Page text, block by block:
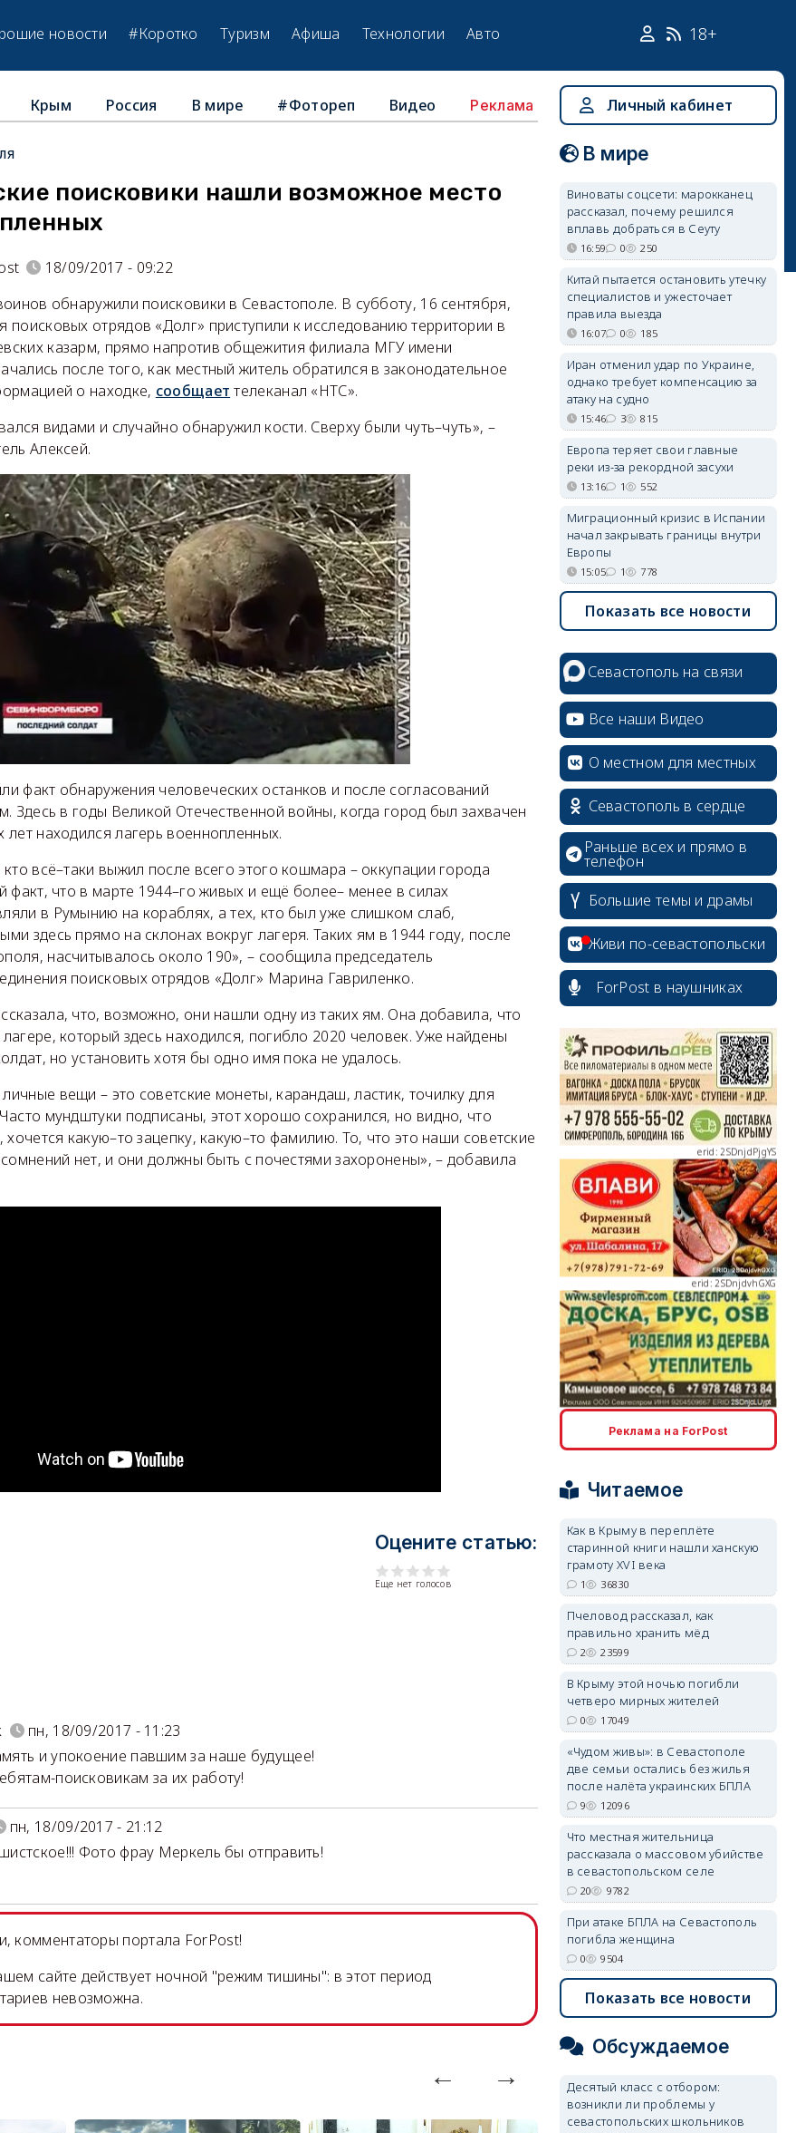
новости #Коротко Туризм Афиша Технологии Авто 18+
Крым Россия В мире #Фотореп Видео Реклама
поисковики нашли возможное место
18/09/2017 - 09:22
обнаружили поисковики в Севастополе. В субботу, 16 сентября,
поисковых отрядов «Долг» приступили к исследованию территории в
казарм, прямо напротив общежития филиала МГУ имени
после того, как местный житель обратился в законодательное
о находке, сообщает телеканал «НТС».
видами и случайно обнаружил кости. Сверху были чуть–чуть», –
Алексей.
факт обнаружения человеческих останков и после согласований
Здесь в годы Великой Отечественной войны, когда город был захвачен
находился лагерь военнопленных.
всё–таки выжил после всего этого кошмара – оккупации города
факт, что в марте 1944–го живых и ещё более– менее в силах
в Румынию на кораблях, а тех, кто был уже слишком слаб,
здесь прямо на склонах вокруг лагеря. Таких ям в 1944 году, после
насчитывалось около 190», – сообщила председатель
поисковых отрядов «Долг» Марина Гавриленко.
что, возможно, они нашли одну из таких ям. Она добавила, что
который здесь находился, погибло 2020 человек. Уже найдены
но установить хотя бы одно имя пока не удалось.
вещи – это советские монеты, карандаш, ластик, точилку для
мундштуки подписаны, этот хорошо сохранился, но видно, что
какую–то зацепку, какую–то фамилию. То, что это наши советские
нет, и они должны быть с почестями захоронены», – добавила
Оцените статью:
Еще нет голосов
пн, 18/09/2017 - 11:23
и упокоение павшим за наше будущее!
поисковикам за их работу!
пн, 18/09/2017 - 21:12
Фото фрау Меркель бы отправить!
комментаторы портала ForPost!
сайте действует ночной "режим тишины": в этот период
невозможна.
Личный кабинет
В мире
Виноваты соцсети: марокканец
рассказал, почему решился
вплавь добраться в Сеуту
16:59 0 250
Китай пытается остановить утечку
специалистов и ужесточает
правила выезда
16:07 0 185
Иран отменил удар по Украине,
однако требует компенсацию за
атаку на судно
15:46 3 815
Европа теряет свои главные
реки из-за рекордной засухи
13:16 1 552
Миграционный кризис в Испании
начал закрывать границы внутри
Европы
15:05 1 778
Показать все новости
Севастополь на связи
Все наши Видео
О местном для местных
Севастополь в сердце
Раньше всех и прямо в
телефон
Большие темы и драмы
Живи по-севастопольски
ForPost в наушниках
erid: 2SDnjcrDNw6
erid: 2SDnjdPjgYS
erid: 2SDnjdvhGXG
erid: 2SDnjcLUypt
erid: 2SDnjdPjgYS
erid: 2SDnjdvhGXG
Реклама на ForPost
Читаемое
Как в Крыму в переплёте
старинной книги нашли ханскую
грамоту XVI века
1 36830
Пчеловод рассказал, как
правильно хранить мёд
2 23599
В Крыму этой ночью погибли
четверо мирных жителей
0 17049
«Чудом живы»: в Севастополе
две семьи остались без жилья
после налёта украинских БПЛА
9 12096
Что местная жительница
рассказала о массовом убийстве
в севастопольском селе
20 9782
При атаке БПЛА на Севастополь
погибла женщина
0 9504
Показать все новости
Обсуждаемое
Десятый класс с отбором:
возникли ли проблемы у
севастопольских школьников